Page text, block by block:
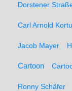
Dorstener
Carl Arnold
Jacob Mayer
Cartoon
Ronny Schäfer